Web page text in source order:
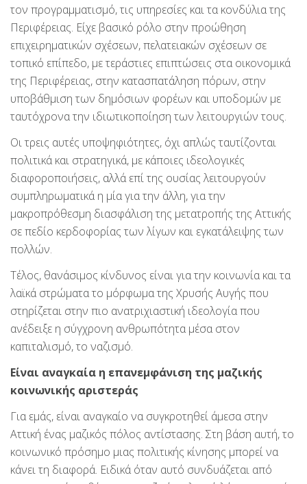
τον προγραμματισμό, τις υπηρεσίες και τα κονδύλια της
Περιφέρειας. Είχε βασικό ρόλο στην προώθηση
επιχειρηματικών σχέσεων, πελατειακών σχέσεων σε
τοπικό επίπεδο, με τεράστιες επιπτώσεις στα οικονομικά
της Περιφέρειας, στην κατασπατάληση πόρων, στην
υποβάθμιση των δημόσιων φορέων και υποδομών με
ταυτόχρονα την ιδιωτικοποίηση των λειτουργιών τους.
Οι τρεις αυτές υποψηφιότητες, όχι απλώς ταυτίζονται
πολιτικά και στρατηγικά, με κάποιες ιδεολογικές
διαφοροποιήσεις, αλλά επί της ουσίας λειτουργούν
συμπληρωματικά η μία για την άλλη, για την
μακροπρόθεσμη διασφάλιση της μετατροπής της Αττικής
σε πεδίο κερδοφορίας των λίγων και εγκατάλειψης των
πολλών.
Τέλος, θανάσιμος κίνδυνος είναι για την κοινωνία και τα
λαϊκά στρώματα το μόρφωμα της Χρυσής Αυγής που
στηρίζεται στην πιο ανατριχιαστική ιδεολογία που
ανέδειξε η σύγχρονη ανθρωπότητα μέσα στον
καπιταλισμό, το ναζισμό.
Είναι αναγκαία η επανεμφάνιση της μαζικής
κοινωνικής αριστεράς
Για εμάς, είναι αναγκαίο να συγκροτηθεί άμεσα στην
Αττική ένας μαζικός πόλος αντίστασης. Στη βάση αυτή, το
κοινωνικό πρόσημο μιας πολιτικής κίνησης μπορεί να
κάνει τη διαφορά. Ειδικά όταν αυτό συνδυάζεται από